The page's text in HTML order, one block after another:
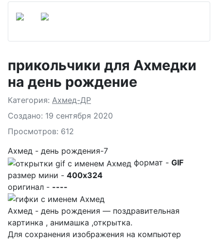
прикольчики для Ахмедки
на день рождение
Подробности
Категория: Ахмед-ДР
Создано: 19 сентября 2020
Просмотров: 612
Ахмед - день рождения-7
формат - GIF
размер мини - 400x324
оригинал - ----
Ахмед - день рождения — поздравительная
картинка , анимашка ,открытка.
Для сохранения изображения на компьютер